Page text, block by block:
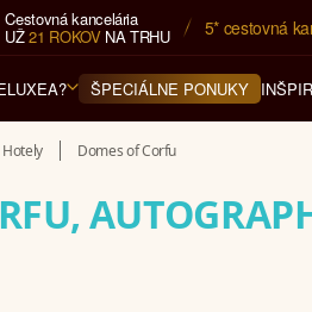
Cestovná kancelária
UŽ21 ROKOVNA TRHU 5* cestovná
ŠPECIÁLNE PONUKY
Hotely Domes of Corfu